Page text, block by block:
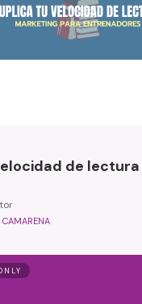
de lectura
CAMARENA